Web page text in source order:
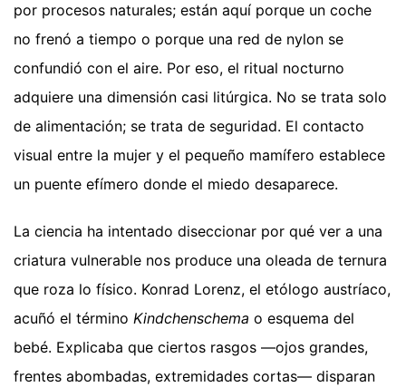
por procesos naturales; están aquí porque un coche
no frenó a tiempo o porque una red de nylon se
confundió con el aire. Por eso, el ritual nocturno
adquiere una dimensión casi litúrgica. No se trata solo
de alimentación; se trata de seguridad. El contacto
visual entre la mujer y el pequeño mamífero establece
un puente efímero donde el miedo desaparece.
La ciencia ha intentado diseccionar por qué ver a una
criatura vulnerable nos produce una oleada de ternura
que roza lo físico. Konrad Lorenz, el etólogo austríaco,
acuñó el término Kindchenschema o esquema del
bebé. Explicaba que ciertos rasgos —ojos grandes,
frentes abombadas, extremidades cortas— disparan